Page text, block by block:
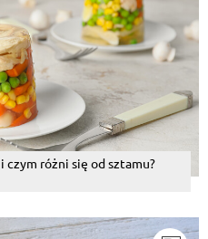
czym różni się od sztamu?